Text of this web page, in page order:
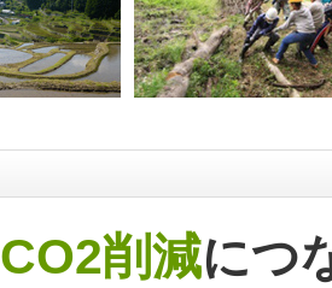
CO2削減につ